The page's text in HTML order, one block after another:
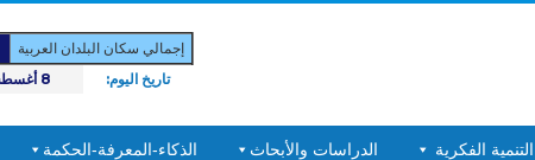
إجمالي سكان البلدان العربية
تاريخ اليوم:
8 أغسطس، 2026 3:20 م
التنمية الفكرية الدراسات والأبحاث الذكاء-المعرفة-الحكمة